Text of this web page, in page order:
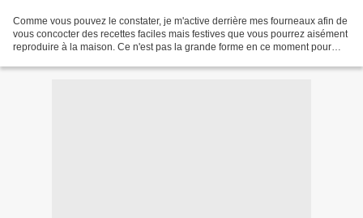
Comme vous pouvez le constater, je m'active derrière mes fourneaux afin de
vous concocter des recettes faciles mais festives que vous pourrez aisément
reproduire à la maison. Ce n'est pas la grande forme en ce moment pour